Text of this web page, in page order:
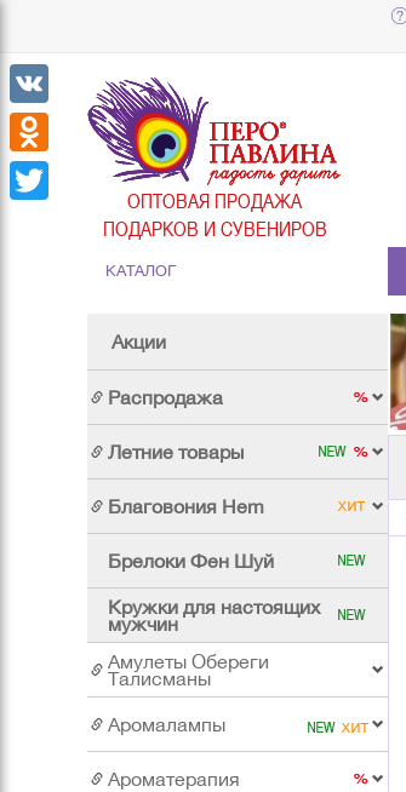
ОПТОВАЯ ПРОДАЖА
ПОДАРКОВ И СУВЕНИРОВ
КАТАЛОГ
Акции
Распродажа
Летние товары
Благовония Hem
Брелоки Фен Шуй
Кружки для настоящих
мужчин
Амулеты Обереги
Талисманы
Аромалампы
Ароматерапия
VK
Odnoklassniki